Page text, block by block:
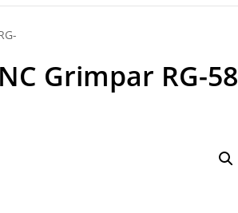
Grimpar RG-58